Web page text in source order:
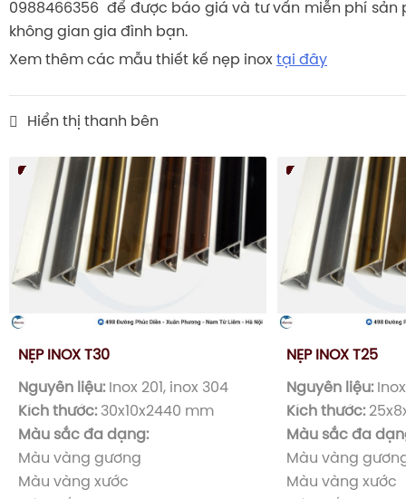
0988466356 để được báo giá và tư vấn miễn phí sản
không gian gia đình bạn.
Xem thêm các mẫu thiết kế nẹp inox tại đây
Hiển thị thanh bên
NẸP INOX T30
Nguyên liệu:Inox 201, inox 304
Kích thước:30x10x2440 mm
Màu sắc đa dạng:
Màu vàng gương
Màu vàng xước
NẸP INOX T25
Nguyên liệu:Inox
Kích thước:
Màu sắc đa
Màu vàng
Màu vàng xước